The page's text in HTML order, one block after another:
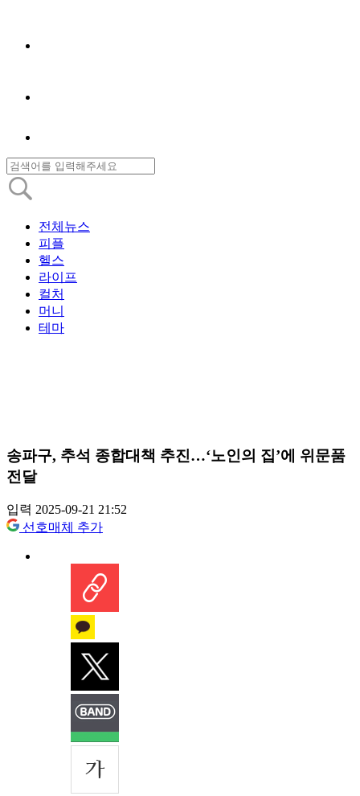
전체뉴스
피플
헬스
라이프
컬처
머니
테마
송파구, 추석 종합대책 추진…‘노인의 집’에 위문품
전달
입력 2025-09-21 21:52
선호매체 추가